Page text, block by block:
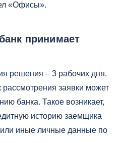
«Офисы».
принимает
решения – 3 рабочих дня.
рассмотрения заявки может
банка. Такое возникает,
историю заемщика
иные личные данные по